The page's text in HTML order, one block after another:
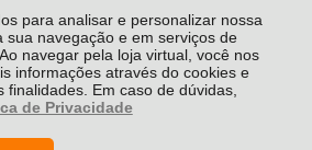
para analisar e personalizar nossa
sua navegação e em serviços de
navegar pela loja virtual, você nos
informações através do cookies e
finalidades. Em caso de dúvidas,
de Privacidade